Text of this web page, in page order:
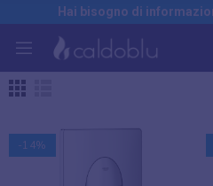
Hai bisogno di
-14%